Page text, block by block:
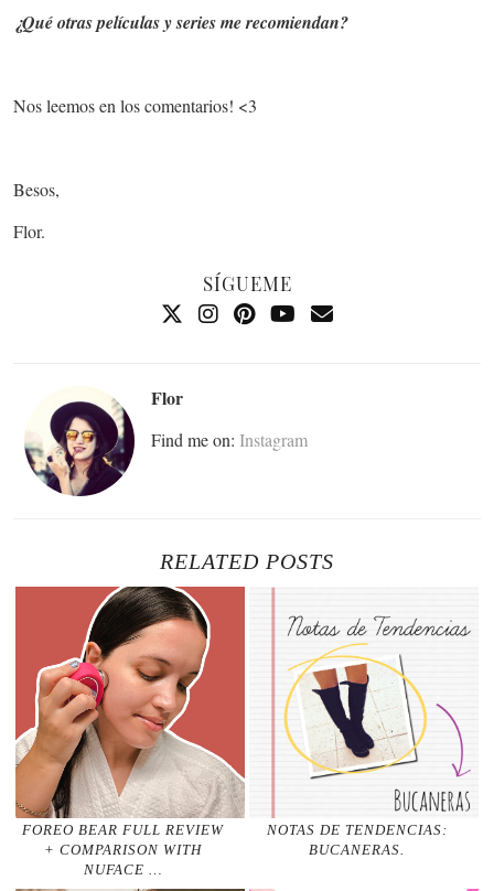
¿Qué otras películas y series me recomiendan?
Nos leemos en los comentarios! <3
Besos,
Flor.
SÍGUEME
Flor
Find me on: Instagram
RELATED POSTS
FOREO BEAR FULL REVIEW
+ COMPARISON WITH
NUFACE …
NOTAS DE TENDENCIAS:
BUCANERAS.